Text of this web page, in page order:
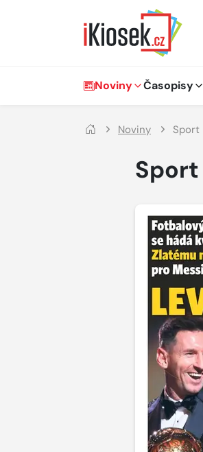
Hlavní navigace
Noviny Časopisy
Noviny Sport
Sport